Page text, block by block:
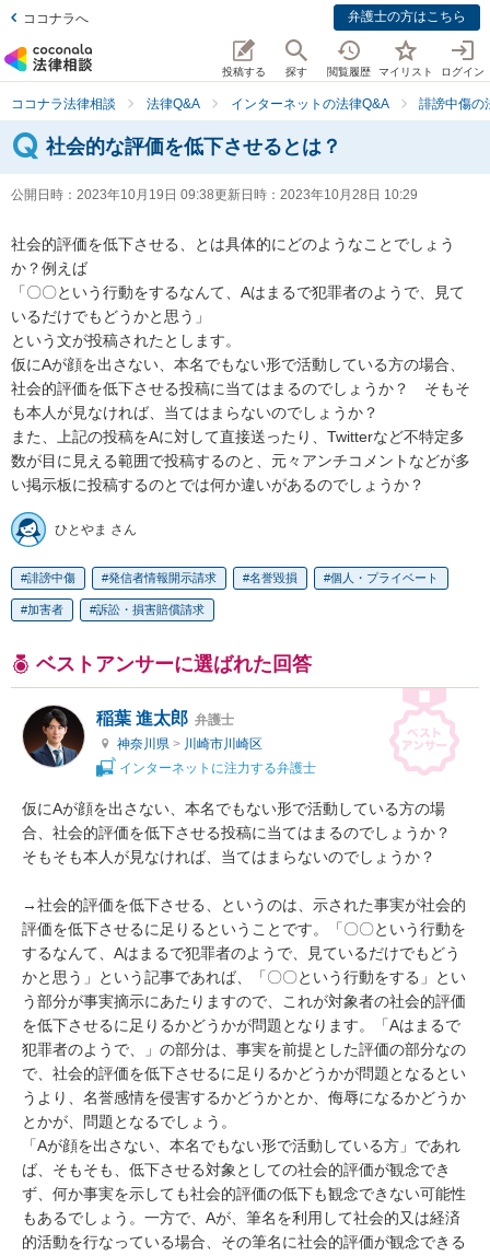
ココナラへ 弁護士の方はこちら
投稿する 探す 閲覧履歴 マイリスト ログイン
ココナラ法律相談 法律Q&A インターネットの法律Q&A 誹謗中傷の
社会的な評価を低下させるとは？
公開日時： 2023年10月19日 09:38更新日時： 2023年10月28日 10:29
社会的評価を低下させる、とは具体的にどのようなことでしょう
か？例えば
「〇〇という行動をするなんて、Aはまるで犯罪者のようで、見て
いるだけでもどうかと思う」
という文が投稿されたとします。
仮にAが顔を出さない、本名でもない形で活動している方の場合、
社会的評価を低下させる投稿に当てはまるのでしょうか？　そもそ
も本人が見なければ、当てはまらないのでしょうか？
また、上記の投稿をAに対して直接送ったり、Twitterなど不特定多
数が目に見える範囲で投稿するのと、元々アンチコメントなどが多
い掲示板に投稿するのとでは何か違いがあるのでしょうか？
ひとやま さん
誹謗中傷 発信者情報開示請求 名誉毀損 個人・プライベート
加害者 訴訟・損害賠償請求
ベストアンサーに選ばれた回答
稲葉 進太郎 弁護士
神奈川県 > 川崎市川崎区
インターネットに注力する弁護士
仮にAが顔を出さない、本名でもない形で活動している方の場
合、社会的評価を低下させる投稿に当てはまるのでしょうか？
そもそも本人が見なければ、当てはまらないのでしょうか？
→社会的評価を低下させる、というのは、示された事実が社会的
評価を低下させるに足りるということです。「〇〇という行動を
するなんて、Aはまるで犯罪者のようで、見ているだけでもどう
かと思う」という記事であれば、「〇〇という行動をする」とい
う部分が事実摘示にあたりますので、これが対象者の社会的評価
を低下させるに足りるかどうかが問題となります。「Aはまるで
犯罪者のようで、」の部分は、事実を前提とした評価の部分なの
で、社会的評価を低下させるに足りるかどうかが問題となるとい
うより、名誉感情を侵害するかどうかとか、侮辱になるかどうか
とかが、問題となるでしょう。
「Aが顔を出さない、本名でもない形で活動している方」であれ
ば、そもそも、低下させる対象としての社会的評価が観念でき
ず、何か事実を示しても社会的評価の低下も観念できない可能性
もあるでしょう。一方で、Aが、筆名を利用して社会的又は経済
的活動を行なっている場合、その筆名に社会的評価が観念できる